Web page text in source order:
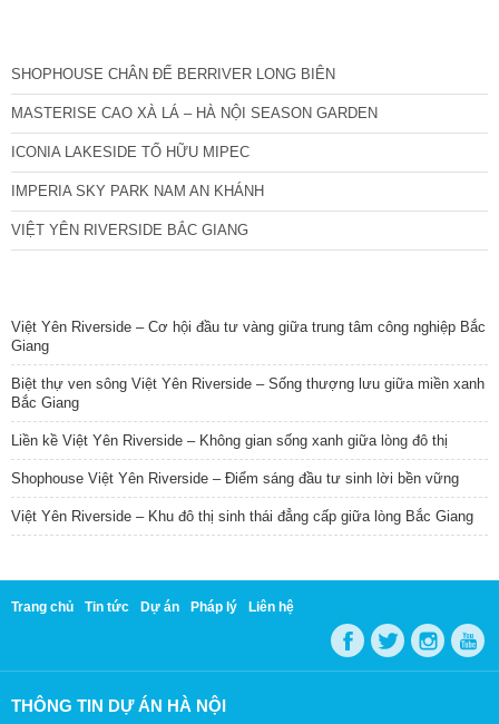
SHOPHOUSE CHÂN ĐẾ BERRIVER LONG BIÊN
MASTERISE CAO XÀ LÁ – HÀ NỘI SEASON GARDEN
ICONIA LAKESIDE TỐ HỮU MIPEC
IMPERIA SKY PARK NAM AN KHÁNH
VIỆT YÊN RIVERSIDE BẮC GIANG
Việt Yên Riverside – Cơ hội đầu tư vàng giữa trung tâm công nghiệp Bắc
Giang
Biệt thự ven sông Việt Yên Riverside – Sống thượng lưu giữa miền xanh
Bắc Giang
Liền kề Việt Yên Riverside – Không gian sống xanh giữa lòng đô thị
Shophouse Việt Yên Riverside – Điểm sáng đầu tư sinh lời bền vững
Việt Yên Riverside – Khu đô thị sinh thái đẳng cấp giữa lòng Bắc Giang
Trang chủ Tin tức Dự án Pháp lý Liên hệ
THÔNG TIN DỰ ÁN HÀ NỘI